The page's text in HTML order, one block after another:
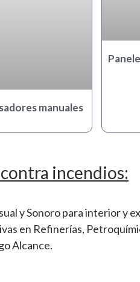
manuales
incendios:
y Sonoro para interior y
en Refinerías,
Alcance.